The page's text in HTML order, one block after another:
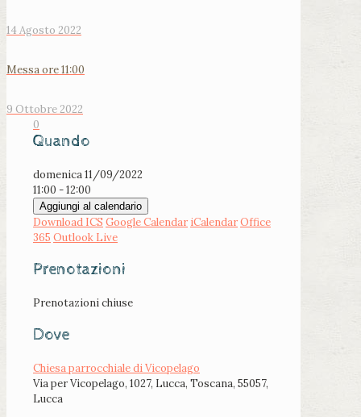
14 Agosto 2022
Messa ore 11:00
9 Ottobre 2022
0
Quando
domenica 11/09/2022
11:00 - 12:00
Aggiungi al calendario
Download ICS Google Calendar iCalendarOffice
365 Outlook Live
Prenotazioni
Prenotazioni chiuse
Dove
Chiesa parrocchiale di Vicopelago
Via per Vicopelago, 1027, Lucca, Toscana, 55057,
Lucca